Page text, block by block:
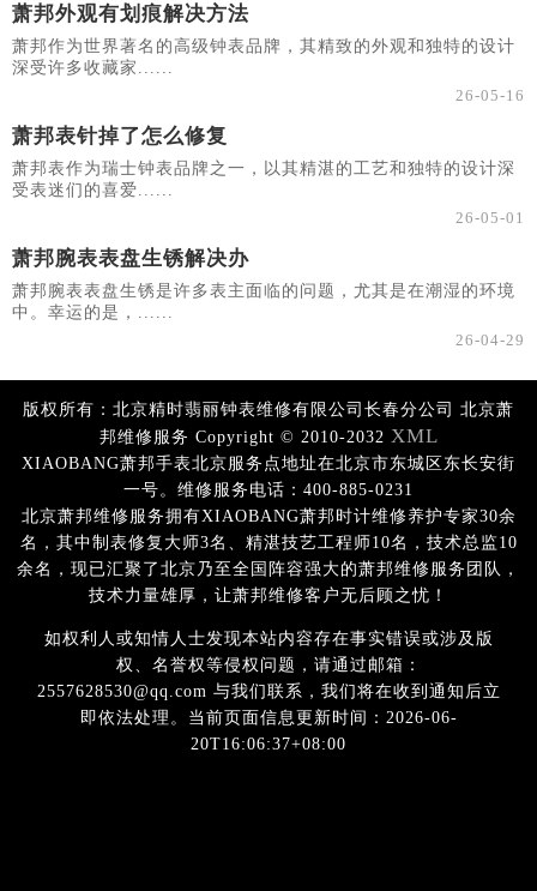
萧邦外观有划痕解决方法
萧邦作为世界著名的高级钟表品牌，其精致的外观和独特的设计
深受许多收藏家......
26-05-16
萧邦表针掉了怎么修复
萧邦表作为瑞士钟表品牌之一，以其精湛的工艺和独特的设计深
受表迷们的喜爱......
26-05-01
萧邦腕表表盘生锈解决办
萧邦腕表表盘生锈是许多表主面临的问题，尤其是在潮湿的环境
中。幸运的是，......
26-04-29
版权所有：北京精时翡丽钟表维修有限公司长春分公司 北京萧
邦维修服务 Copyright © 2010-2032 XML
XIAOBANG萧邦手表北京服务点地址在北京市东城区东长安街
一号。维修服务电话：400-885-0231
北京萧邦维修服务拥有XIAOBANG萧邦时计维修养护专家30余
名，其中制表修复大师3名、精湛技艺工程师10名，技术总监10
余名，现已汇聚了北京乃至全国阵容强大的萧邦维修服务团队，
技术力量雄厚，让萧邦维修客户无后顾之忧！
如权利人或知情人士发现本站内容存在事实错误或涉及版
权、名誉权等侵权问题，请通过邮箱：
2557628530@qq.com 与我们联系，我们将在收到通知后立
即依法处理。当前页面信息更新时间：2026-06-
20T16:06:37+08:00